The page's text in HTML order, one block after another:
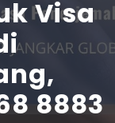
Visa
8883